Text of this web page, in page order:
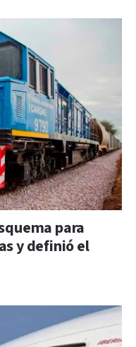
para
y definió el